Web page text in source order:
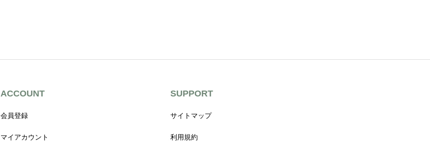
ACCOUNT
会員登録
マイアカウント
SUPPORT
サイトマップ
利用規約